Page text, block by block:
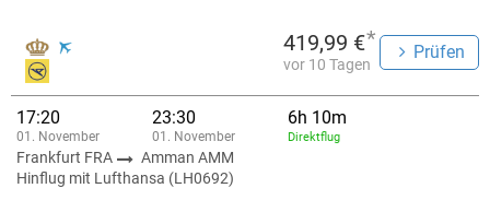
419,99 €*
vor 10 Tagen
Prüfen
17:20
01. November
23:30
01. November
6h 10m
Direktflug
Frankfurt FRA
Amman AMM
Hinflug mit Lufthansa (LH0692)